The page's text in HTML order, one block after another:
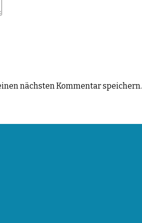
nächsten Kommentar speichern.